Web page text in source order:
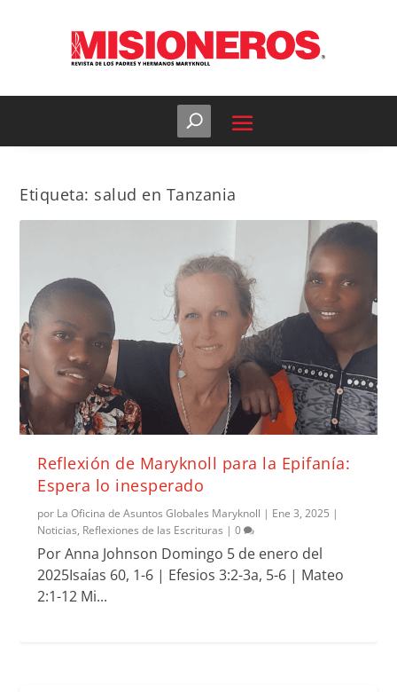
Etiqueta: salud en Tanzania
Reflexión de Maryknoll para la Epifanía:
Espera lo inesperado
por La Oficina de Asuntos Globales Maryknoll | Ene 3, 2025 |
Noticias, Reflexiones de las Escrituras |0
Por Anna Johnson Domingo 5 de enero del
2025Isaίas 60, 1-6 | Efesios 3:2-3a, 5-6 | Mateo
2:1-12 Mi...